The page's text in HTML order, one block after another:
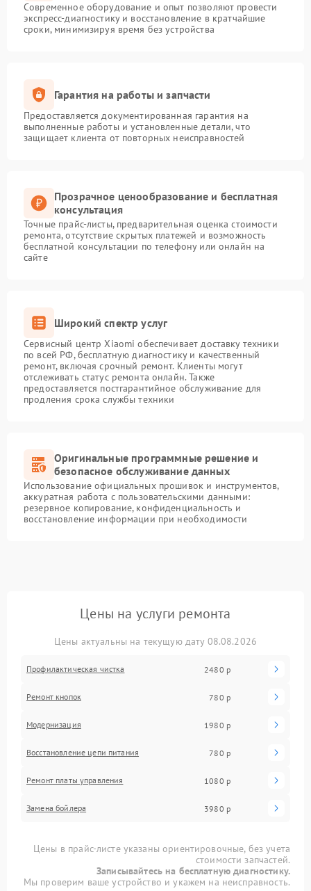
Современное оборудование и опыт позволяют провести
экспресс-диагностику и восстановление в кратчайшие
сроки, минимизируя время без устройства
Гарантия на работы и запчасти
Предоставляется документированная гарантия на
выполненные работы и установленные детали, что
защищает клиента от повторных неисправностей
Прозрачное ценообразование и бесплатная
консультация
Точные прайс-листы, предварительная оценка стоимости
ремонта, отсутствие скрытых платежей и возможность
бесплатной консультации по телефону или онлайн на
сайте
Широкий спектр услуг
Сервисный центр Xiaomi обеспечивает доставку техники
по всей РФ, бесплатную диагностику и качественный
ремонт, включая срочный ремонт. Клиенты могут
отслеживать статус ремонта онлайн. Также
предоставляется постгарантийное обслуживание для
продления срока службы техники
Оригинальные программные решение и
безопасное обслуживание данных
Использование официальных прошивок и инструментов,
аккуратная работа с пользовательскими данными:
резервное копирование, конфиденциальность и
восстановление информации при необходимости
Цены на услуги ремонта
Цены актуальны на текущую дату 08.08.2026
Профилактическая чистка 2480 р
Ремонт кнопок 780 р
Модернизация 1980 р
Восстановление цепи питания 780 р
Ремонт платы управления 1080 р
Замена бойлера 3980 р
Цены в прайс-листе указаны ориентировочные, без учета
стоимости запчастей.
Записывайтесь на бесплатную диагностику.
Мы проверим ваше устройство и укажем на неисправность.